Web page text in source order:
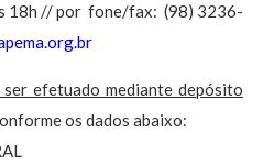
18h // por fone/fax: (98) 3236-
efetuado mediante depósito
os dados abaixo: